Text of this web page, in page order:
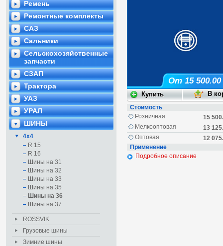
Ремень
Ремонтные комплекты
САЗ
Сальники
Сельскохозяйственные
запчасти
СЗАП
Трактора
УАЗ
УРАЛ
ШИНЫ
4х4
R 15
R 16
Шины на 31
Шины на 32
Шины на 33
Шины на 35
Шины на 36
Шины на 37
ROSSVIK
Грузовые шины
Зимние шины
От 15 500.00
Стоимость
15
Розничная
13
Мелкооптовая
12
Оптовая
Применение
Подробное описание